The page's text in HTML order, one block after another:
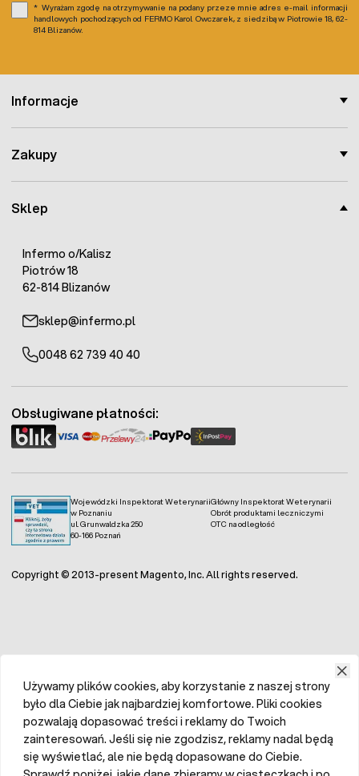
Sklep
Infermo o/Kalisz
Piotrów 18
62-814 Blizanów
sklep@infermo.pl
0048 62 739 40 40
Informacje
Zakupy
Wyrażam zgodę na otrzymywanie na podany przeze mnie adres e-mail informacji
handlowych pochodzących od FERMO Karol Owczarek, z siedzibą w Piotrowie 18, 62-
814 Blizanów.
Wojewódzki Inspektorat Weterynarii
w Poznaniu
ul. Grunwaldzka 250
60-166 Poznań
Główny Inspektorat Weterynarii
Obrót produktami leczniczymi
OTC na odległość
Obsługiwane płatności:
Copyright © 2013-present Magento, Inc. All rights reserved.
Używamy plików cookies, aby korzystanie z naszej strony
było dla Ciebie jak najbardziej komfortowe. Pliki cookies
pozwalają dopasować treści i reklamy do Twoich
zainteresowań. Jeśli się nie zgodzisz, reklamy nadal będą
się wyświetlać, ale nie będą dopasowane do Ciebie.